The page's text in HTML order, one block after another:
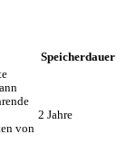
Speicherdauer
von
2 Jahre